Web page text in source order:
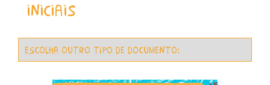
iniciais